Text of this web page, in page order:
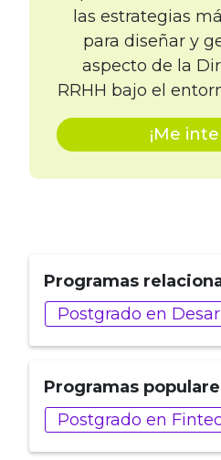
las estrategias
para diseñar y
aspecto de la
RRHH bajo el
¡Me
Programas
Postgrado en
Programas
Postgrado en